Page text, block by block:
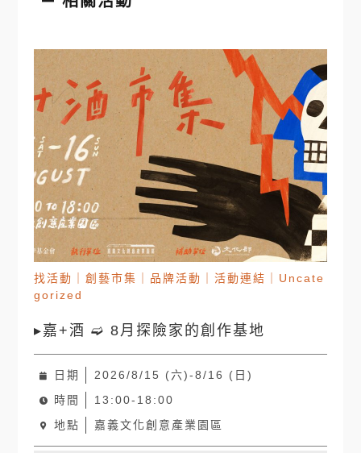
找活動 ｜創藝市集 品牌活動 ｜活動連結
Uncate
gorized
▸嘉+酒 ➫ 8月探險家的創作基地
日期
2026/8/15 (六)-8/16 (日)
時間
13:00-18:00
地點
嘉義文化創意產業園區